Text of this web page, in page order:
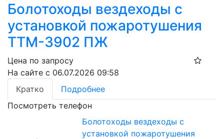
Болотоходы вездеходы с
установкой пожаротушения
ТТМ-3902 ПЖ
Цена по запросу
На сайте с 06.07.2026 09:58
Кратко
Подробнее
Посмотреть телефон
Болотоходы вездеходы с
установкой пожаротушения